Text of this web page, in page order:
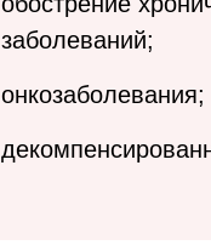
заболеваний;
онкозаболевания;